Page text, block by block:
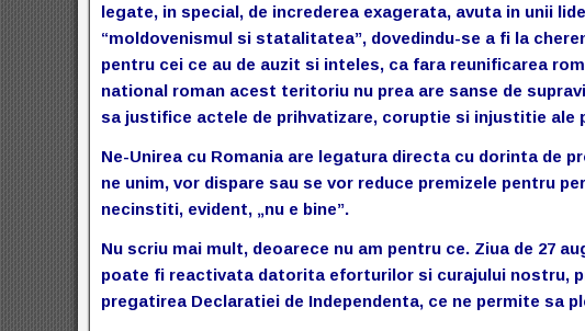
legate, in special, de increderea exagerata, avuta in unii
“moldovenismul si statalitatea”, dovedindu-se a fi la
pentru cei ce au de auzit si inteles, ca fara reunificarea
national roman acest teritoriu nu prea are sanse de
sa justifice actele de prihvatizare, coruptie si injustitie ale
Ne-Unirea cu Romania are legatura directa cu dorinta de
ne unim, vor dispare sau se vor reduce premizele pentru
necinstiti, evident, „nu e bine”.
Nu scriu mai mult, deoarece nu am pentru ce. Ziua de 27
poate fi reactivata datorita eforturilor si curajului nostru,
pregatirea Declaratiei de Independenta, ce ne permite sa